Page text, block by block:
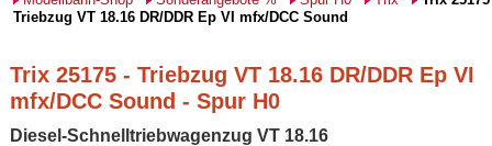
Triebzug VT 18.16 DR/DDR Ep VI mfx/DCC Sound
Trix 25175 - Triebzug VT 18.16 DR/DDR Ep VI
mfx/DCC Sound - Spur H0
Diesel-Schnelltriebwagenzug VT 18.16